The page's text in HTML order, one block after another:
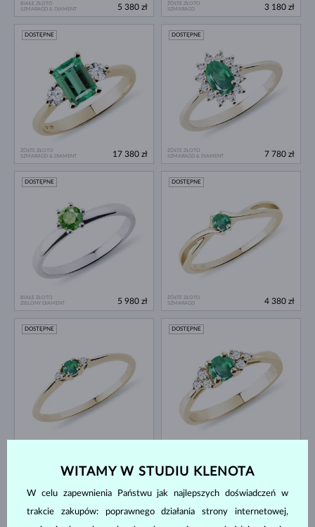
BIAŁE ZŁOTO
SZMARAGD & DIAMENT
5 380 zł
ŻÓŁTE ZŁOTO
SZMARAGD
3 180 zł
ŻÓŁTE ZŁOTO
SZMARAGD & DIAMENT
DOSTĘPNE
17 380 zł
ŻÓŁTE ZŁOTO
SZMARAGD & DIAMENT
DOSTĘPNE
7 780 zł
BIAŁE ZŁOTO
ZIELONY DIAMENT
DOSTĘPNE
5 980 zł
ŻÓŁTE ZŁOTO
SZMARAGD
DOSTĘPNE
4 380 zł
DOSTĘPNE DOSTĘPNE
DOSTĘPNE
WITAMY W STUDIU KLENOTA
W celu zapewnienia Państwu jak najlepszych doświadczeń w
trakcie zakupów: poprawnego działania strony internetowej,